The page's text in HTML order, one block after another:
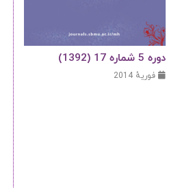
دوره 5 شماره 17 (1392)
فوریهٔ 2014